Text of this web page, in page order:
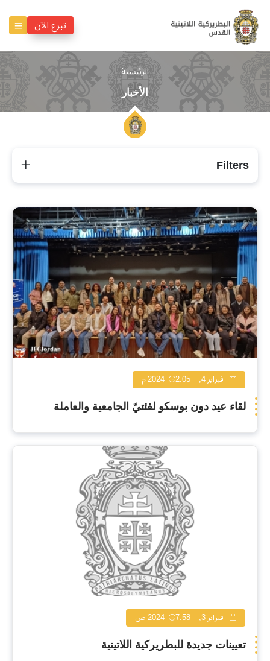
تبرع الآن
الرئيسية
الأخبار
Filters
الأخبار
فبراير 4, 2024 2:05 م
لقاء عيد دون بوسكو لفئتيّ الجامعية والعاملة
فبراير 3, 2024 7:58 ص
تعيينات جديدة للبطريركية اللاتينية